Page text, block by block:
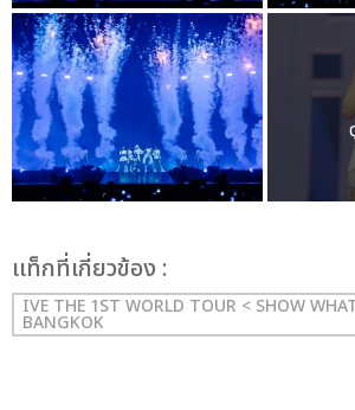
เเท็กที่เกี่ยวข้อง :
IVE THE 1ST WORLD TOUR < SHOW
BANGKOK